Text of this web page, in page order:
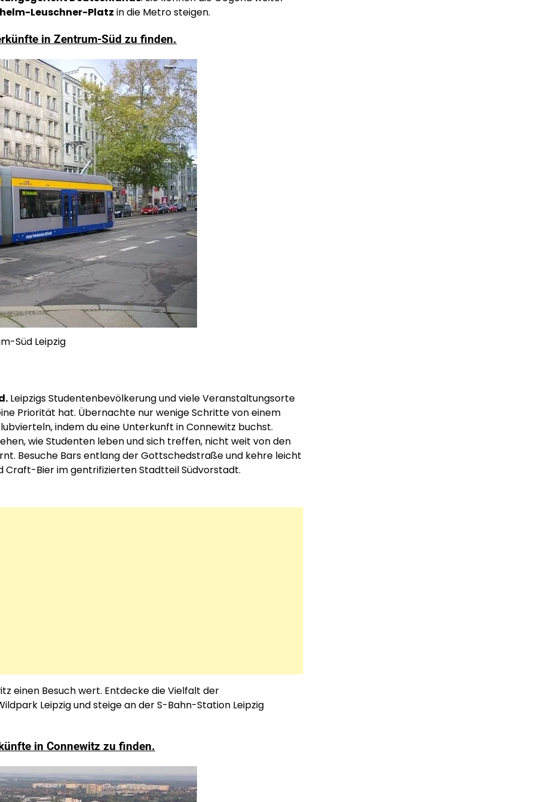
Leuschner-Platz in die Metro steigen.
in Zentrum-Süd zu finden.
Süd Leipzig
Leipzigs Studentenbevölkerung und viele Veranstaltungsorte
Priorität hat. Übernachte nur wenige Schritte von einem
indem du eine Unterkunft in Connewitz buchst.
wie Studenten leben und sich treffen, nicht weit von den
Besuche Bars entlang der Gottschedstraße und kehre leicht
Craft-Bier im gentrifizierten Stadtteil Südvorstadt.
einen Besuch wert. Entdecke die Vielfalt der
Leipzig und steige an der S-Bahn-Station Leipzig
in Connewitz zu finden.